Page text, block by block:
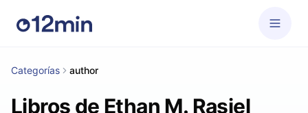
Categorías author
Libros de Ethan M. Rasiel